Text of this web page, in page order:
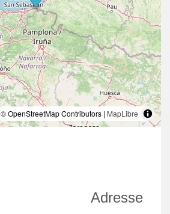
© OpenStreetMap Contributors | MapLibre
Adresse